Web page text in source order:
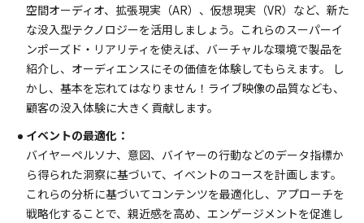
空間オーディオ、拡張現実（AR）、仮想現実（VR）など、新た
な没入型テクノロジーを活用しましょう。これらのスーパーイ
ンポーズド・リアリティを使えば、バーチャルな環境で製品を
紹介し、オーディエンスにその価値を体験してもらえます。 し
かし、基本を忘れてはなりません！ライブ映像の品質なども、
顧客の没入体験に大きく貢献します。
イベントの最適化：
バイヤーペルソナ、意図、バイヤーの行動などのデータ指標か
ら得られた洞察に基づいて、イベントのコースを計画します。
これらの分析に基づいてコンテンツを最適化し、アプローチを
戦略化することで、親近感を高め、エンゲージメントを促進し